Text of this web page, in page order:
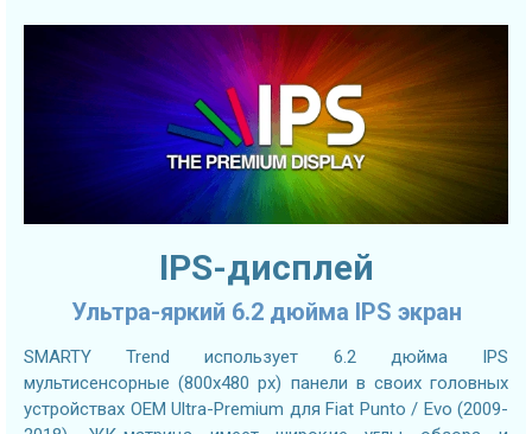
IPS-дисплей
Ультра-яркий 6.2 дюйма IPS экран
SMARTY Trend использует 6.2 дюйма IPS
мультисенсорные (800х480 px) панели в своих головных
устройствах OEM Ultra-Premium для Fiat Punto / Evo (2009-